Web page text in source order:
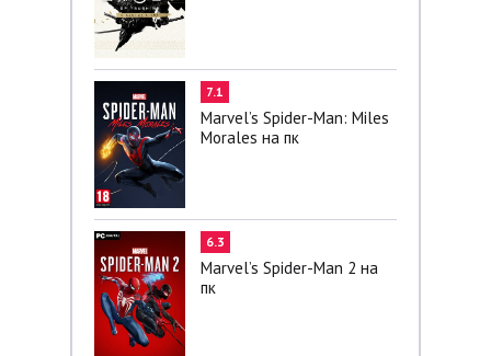
7.1
Marvel’s Spider-Man: Miles
Morales на пк
6.3
Marvel’s Spider-Man 2 на
пк